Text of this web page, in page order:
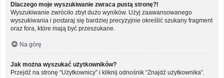
Dlaczego moje wyszukiwanie zwraca pustą stronę?!
Wyszukiwanie zwróciło zbyt dużo wyników. Użyj zaawansowanego
wyszukiwania i postaraj się bardziej precyzyjnie określić szukany fragment
oraz fora, które mają być przeszukane.
Na górę
Jak można wyszukać użytkowników?
Przejdź na stronę “Użytkownicy” i kliknij odnośnik “Znajdź użytkownika”.